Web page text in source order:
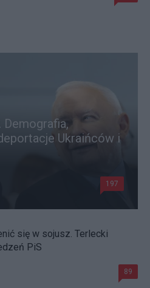
Demografia,
Ukraińców i
197
się w sojusz. Terlecki
PiS
89